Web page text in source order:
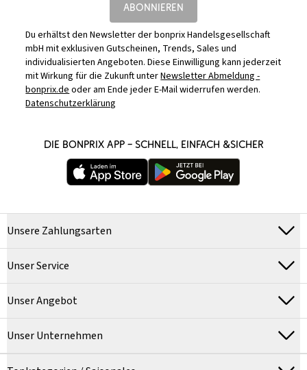
ABONNIEREN
Du erhältst den Newsletter der bonprix Handelsgesellschaft
mbH mit exklusiven Gutscheinen, Trends, Sales und
individualisierten Angeboten. Diese Einwilligung kann jederzeit
mit Wirkung für die Zukunft unterNewsletter Abmeldung -
bonprix.deoder am Ende jeder E-Mail widerrufen werden.
Datenschutzerklärung
DIE BONPRIX APP – SCHNELL, EINFACH &SICHER
Unsere Zahlungsarten
Unser Service
Unser Angebot
Unser Unternehmen